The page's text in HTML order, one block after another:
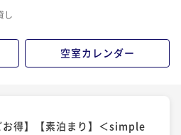
¥163,800~
2名 ¥ 157,248 ~
し
空室カレンダー
お得】【素泊まり】＜simple